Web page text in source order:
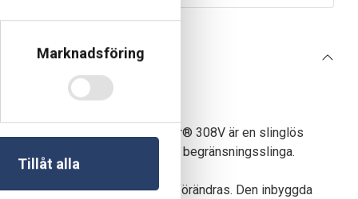
Marknadsföring
Tillåt alla
av dig än tidigare. Automower® 308V är en slinglös
och pålitlig klippning – helt utan begränsningsslinga.
kan justeras när trädgården förändras. Den inbyggda